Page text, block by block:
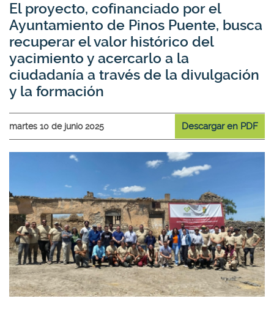
El proyecto, cofinanciado por el
Ayuntamiento de Pinos Puente, busca
recuperar el valor histórico del
yacimiento y acercarlo a la
ciudadanía a través de la divulgación
y la formación
martes 10 de junio 2025 Descargar en PDF